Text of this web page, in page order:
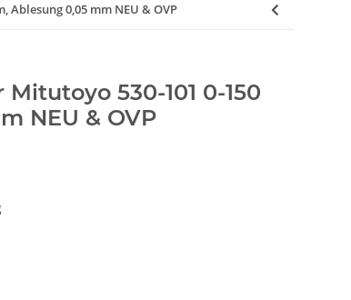
Ablesung 0,05 mm NEU & OVP
530-101 0-150
NEU & OVP